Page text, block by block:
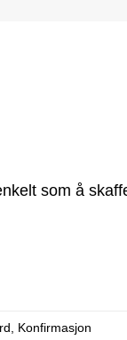
som å
, Konfirmasjon